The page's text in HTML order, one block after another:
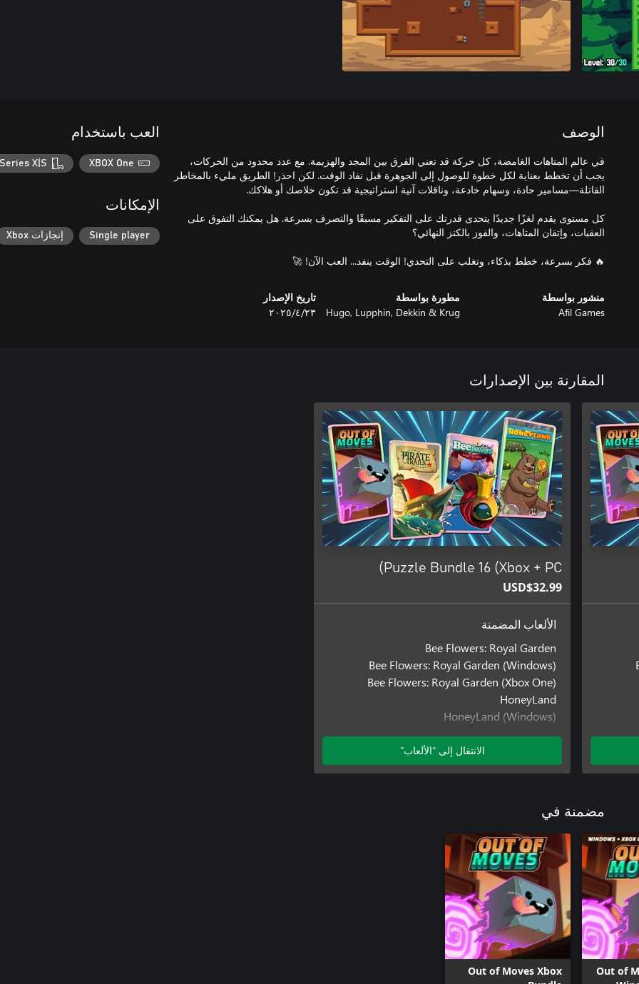
الوصف
في عالم المتاهات الغامضة، كل حركة قد تعني الفرق بين المجد والهزيمة. مع عدد محدود من الحركات،
يجب أن تخطط بعناية لكل خطوة للوصول إلى الجوهرة قبل نفاد الوقت. لكن احذر! الطريق مليء بالمخاطر
كل مستوى يقدم لغزًا جديدًا يتحدى قدرتك على التفكير مسبقًا والتصرف بسرعة. هل يمكنك التفوق على
🔥 فكر بسرعة، خطط بذكاء، وتغلب على التحدي! الوقت ينفد... العب الآن! 🚀
منشور بواسطة
Afil Games
مطورة بواسطة
Hugo, Lupphin, Dekkin & Krug
تاريخ الإصدار
٢٣‏/٤‏/٢٠٢٥
العب باستخدام
XBOX One
X|S
الإمكانات
Single player إنجازات Xbox
المقارنة بين الإصدارات
Puzzle Bundle 16 (Xbox + PC)
USD$32.99
الألعاب المضمنة
Bee Flowers: Royal Garden
Bee Flowers: Royal Garden (Windows)
Bee Flowers: Royal Garden (Xbox One)
HoneyLand
HoneyLand (Windows)
Out of Moves
Out of Moves (Windows)
Out of Moves (Xbox One)
Pirate Trails (Xbox One)
الانتقال إلى "الألعاب"
مضمنة في
Out of
Out of Moves Xbox